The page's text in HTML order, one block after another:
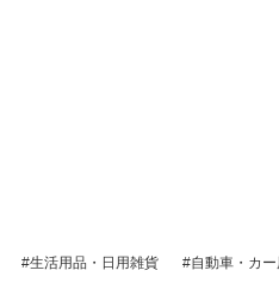
生活用品・日用雑貨 自動車・カー